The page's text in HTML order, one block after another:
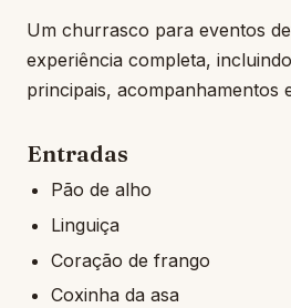
Um churrasco para eventos
experiência completa,
principais, acompanhamentos
Entradas
Pão de alho
Linguiça
Coração de frango
Coxinha da asa